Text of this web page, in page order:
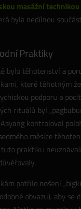
masážní technikou
byla nedílnou
Praktiky
bylo těhotenství a
které těhotným
podporu a
rituálů byl
kontroloval
měsíce
praktiku
patřilo nošení
obvazu), aby se